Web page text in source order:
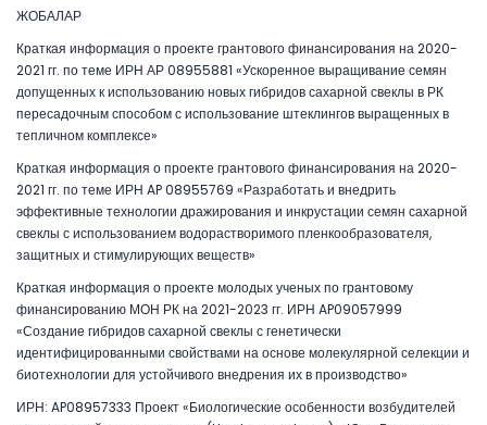
ЖОБАЛАР
Краткая информация о проекте грантового финансирования на 2020-
2021 гг. по теме ИРН АР 08955881 «Ускоренное выращивание семян
допущенных к использованию новых гибридов сахарной свеклы в РК
пересадочным способом с использование штеклингов выращенных в
тепличном комплексе»
Краткая информация о проекте грантового финансирования на 2020-
2021 гг. по теме ИРН AP 08955769 «Разработать и внедрить
эффективные технологии дражирования и инкрустации семян сахарной
свеклы с использованием водорастворимого пленкообразователя,
защитных и стимулирующих веществ»
Краткая информация о проекте молодых ученых по грантовому
финансированию МОН РК на 2021-2023 гг. ИРН AP09057999
«Создание гибридов сахарной свеклы с генетически
идентифицированными свойствами на основе молекулярной селекции и
биотехнологии для устойчивого внедрения их в производство»
ИРН: AP08957333 Проект «Биологические особенности возбудителей